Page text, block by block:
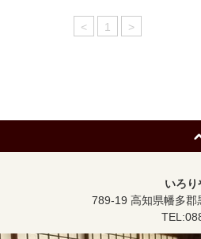
< 1 >
いろり
789-19 高知県幡多郡